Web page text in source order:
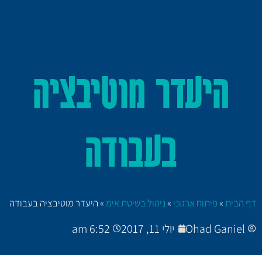
היעדר מוטיבציה
בעבודה
דף הבית»פיתוח ארגוני »ניהול בשיטת אימ »היעדר מוטיבציה בעבודה
Ohad Ganiel יולי 11, 2017 6:52 am